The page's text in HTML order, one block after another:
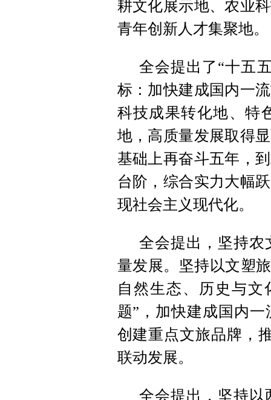
耕文化展示地、农业
青年创新人才集聚地。
全会提出了“十五
标：加快建成国内一
科技成果转化地、特
地，高质量发展取得
基础上再奋斗五年，
台阶，综合实力大幅
现社会主义现代化。
全会提出，坚持农
量发展。坚持以文塑
自然生态、历史与
题”，加快建成国内
创建重点文旅品牌，
联动发展。
全会提出，坚持以